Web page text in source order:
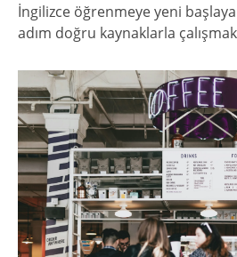
İngilizce öğrenmeye yeni
adım doğru kaynaklarla